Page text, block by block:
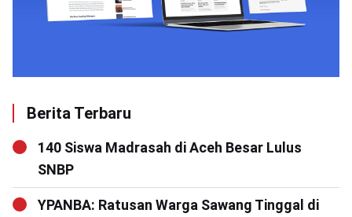
Berita Terbaru
140 Siswa Madrasah di Aceh Besar Lulus
SNBP
YPANBA: Ratusan Warga Sawang Tinggal di